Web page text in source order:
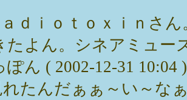
ｄｉｏｔｏｘｉｎさ
たよん。シネアミュー
ぽん ( 2002-12-31 10:04 )
れたんだぁぁ～い～な